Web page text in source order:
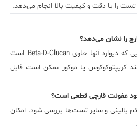
تست را با دقت و کیفیت بالا انجام می‌دهد.
را نشان می‌دهد؟
خیر. این تست برای قارچ‌هایی که دیواره آنها حاوی Beta-D-Glucan است
کریپتوکوکوس یا موکور ممکن است قابل
عفونت قارچی قطعی است؟
بالینی و سایر تست‌ها بررسی شود. امکان